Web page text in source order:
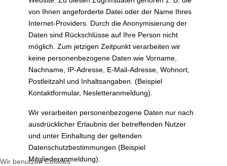
von Ihnen angeforderte Datei oder der Name Ihres
Internet-Providers. Durch die Anonymisierung der
Daten sind Rückschlüsse auf Ihre Person nicht
möglich. Zum jetzigen Zeitpunkt verarbeiten wir
keine personenbezogene Daten wie Vorname,
Nachname, IP-Adresse, E-Mail-Adresse, Wohnort,
Postleitzahl und Inhaltsangaben. (Beispiel
Kontaktformular, Nesletteranmeldung).
Wir verarbeiten personenbezogene Daten nur nach
ausdrücklicher Erlaubnis der betreffenden Nutzer
und unter Einhaltung der geltenden
Datenschutzbestimmungen (Beispiel
Mitgliederanmeldung).
Wir benutzen Cookies